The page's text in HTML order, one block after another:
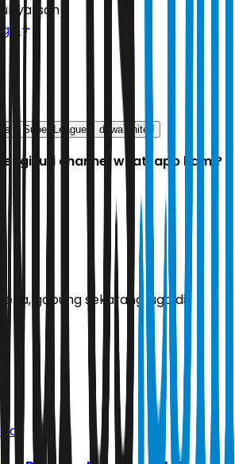
Super League dewa united
channel whatsapp kami?
gabung sekarang juga di